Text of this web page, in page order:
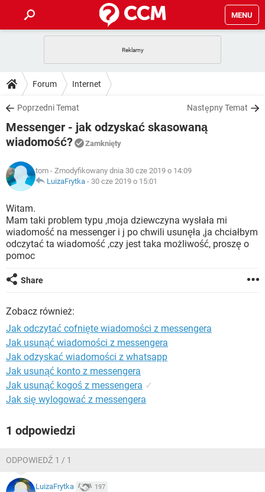
MENU
GRY
SPOTIFY
INSTAGRAM FACEBOOK
WINDOWS 10
PORADY
PlayStation
SPOTIFY
WINDOWS 10
DO POBRANIA
ANDROID TIKTOK
GRY
IOS NETFLIX
INSTAGRAM
WINDOWS 10
FORUM
GRY WHATSAPP
INSTAGRAM FACEBOOK
WINDOWS 10
ARTYKUŁY
COVID-19
GRY
SPOTIFY NETFLIX
INSTAGRAM FACEBOOK
Forum Internet
Poprzedni Temat Następny Temat
Messenger - jak odzyskać skasowaną
wiadomość?
Zamknięty
tom - Zmodyfikowany dnia 30 cze 2019 o 14:09
LuizaFrytka - 30 cze 2019 o 15:01
Witam.
Mam taki problem typu ,moja dziewczyna wysłała mi
wiadomość na messenger i j po chwili usunęła ,ja chciałbym
odczytać ta wiadomość ,czy jest taka możliwość, proszę o
pomoc
Share
Zobacz również:
Jak odczytać cofnięte wiadomości z messengera
Jak usunąć wiadomości z messengera
Jak odzyskać wiadomości z whatsapp
Jak usunąć konto z messengera
Jak usunąć kogoś z messengera ✓
Jak się wylogować z messengera
1 odpowiedzi
ODPOWIEDŹ 1 / 1
LuizaFrytka 197